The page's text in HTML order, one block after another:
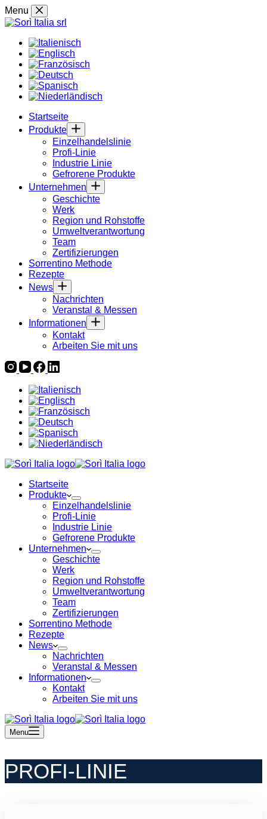
Skip
to
Menu
Startseite
Produkte
Einzelhandelslinie
Profi-Linie
Industrie Linie
Gefrorene Produkte
Unternehmen
Geschichte
Werk
Region und Rohstoffe
Umweltverantwortung
Team
Zertifizierungen
Sorrentino Methode
Rezepte
News
Nachrichten
Veranstal & Messen
Informationen
Kontakt
Arbeiten Sie mit uns
Startseite
Produkte
Einzelhandelslinie
Profi-Linie
Industrie Linie
Gefrorene Produkte
Unternehmen
Geschichte
Werk
Region und Rohstoffe
Umweltverantwortung
Team
Zertifizierungen
Sorrentino Methode
Rezepte
News
Nachrichten
Veranstal & Messen
Informationen
Kontakt
Arbeiten Sie mit uns
Menu
PROFI-LINIE